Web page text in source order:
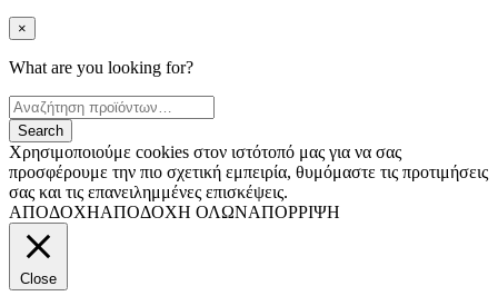
×
What are you looking for?
Χρησιμοποιούμε cookies στον ιστότοπό μας για να σας
προσφέρουμε την πιο σχετική εμπειρία, θυμόμαστε τις προτιμήσεις
σας και τις επανειλημμένες επισκέψεις.
ΑΠΟΔΟΧΗΑΠΟΔΟΧΗ ΟΛΩΝΑΠΟΡΡΙΨΗ
Close